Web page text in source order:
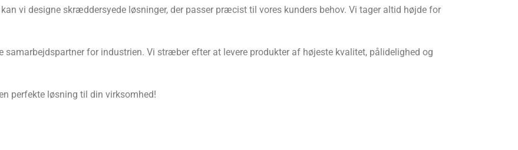
vi designe skræddersyede løsninger, der passer præcist til vores kunders behov. Vi tager altid højde for
for industrien. Vi stræber efter at levere produkter af højeste kvalitet, pålidelighed og
perfekte løsning til din virksomhed!